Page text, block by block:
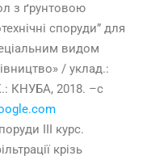
з ґрунтовою
споруди” для
видом
/ уклад.:
КНУБА, 2018. –с
ІІІ курс.
крізь